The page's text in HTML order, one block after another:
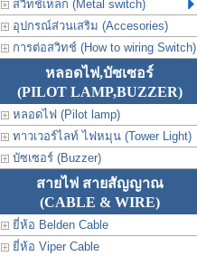
สวิทช์เหล็ก (Metal switch)
อุปกรณ์ส่วนเสริม (Accesories)
การต่อสวิทช์ (How to wiring Switch)
หลอดไฟ,บัซเซอร์
(PILOT LAMP,BUZZER)
หลอดไฟ (Pilot lamp)
ทาวเวอร์ไลท์ ไฟหมุน (Tower Light)
บัซเซอร์ (Buzzer)
สายไฟ สายสัญญาณ
(CABLE & WIRE)
ยี่ห้อ Belden Cable
ยี่ห้อ Viper Cable